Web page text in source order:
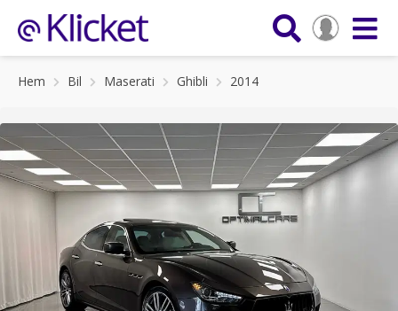
Hem Bil Maserati Ghibli 2014